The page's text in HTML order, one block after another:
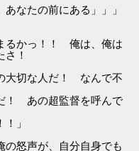
なたの前にある」」」
るかっ！！ 俺は、俺は
！
切な人だ！ なんで不
あの超監督を呼んで
」
怒声が、自分自身でも